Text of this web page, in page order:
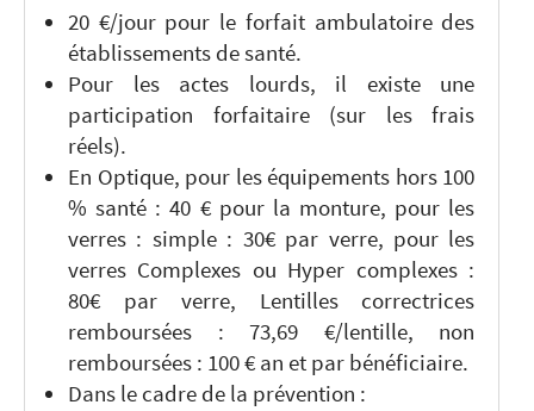
20 €/jour pour le forfait ambulatoire des
établissements de santé.
Pour les actes lourds, il existe une
participation forfaitaire (sur les frais
réels).
En Optique, pour les équipements hors 100
% santé : 40 € pour la monture, pour les
verres : simple : 30€ par verre, pour les
verres Complexes ou Hyper complexes :
80€ par verre, Lentilles correctrices
remboursées : 73,69 €/lentille, non
remboursées : 100 € an et par bénéficiaire.
Dans le cadre de la prévention :